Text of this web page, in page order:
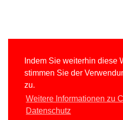
Indem Sie weiterhin diese
stimmen Sie der
zu.
Weitere Informationen zu
Datenschutz